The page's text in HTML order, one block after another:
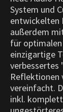
System und
entwickelten
außerdem
für
einzigartige
verbessertes
Reflektionen
vereinfacht.
inkl.